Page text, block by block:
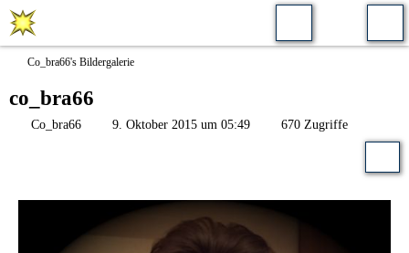
Co_bra66's Bildergalerie
co_bra66
Co_bra66 9. Oktober 2015 um 05:49 670 Zugriffe